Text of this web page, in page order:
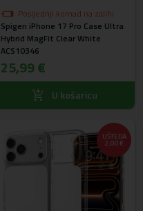
Posljednji komad na zalihi
Spigen iPhone 17 Pro Case Ultra
Hybrid MagFit Clear White
ACS10346
25,99 €
U košaricu
UŠTEDA
2,00 €